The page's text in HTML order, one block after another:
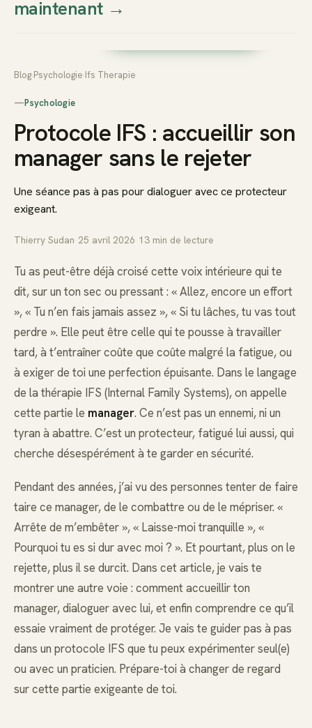
Thierry
Prendre rendez-vous dès
maintenant→
Blog Psychologie Ifs Therapie
—Psychologie
Protocole IFS : accueillir son
manager sans le rejeter
Une séance pas à pas pour dialoguer avec ce protecteur
exigeant.
Thierry Sudan 25 avril 2026 13 min de lecture
Tu as peut-être déjà croisé cette voix intérieure qui te
dit, sur un ton sec ou pressant : « Allez, encore un effort
», « Tu n’en fais jamais assez », « Si tu lâches, tu vas tout
perdre ». Elle peut être celle qui te pousse à travailler
tard, à t’entraîner coûte que coûte malgré la fatigue, ou
à exiger de toi une perfection épuisante. Dans le langage
de la thérapie IFS (Internal Family Systems), on appelle
cette partie le manager. Ce n’est pas un ennemi, ni un
tyran à abattre. C’est un protecteur, fatigué lui aussi, qui
cherche désespérément à te garder en sécurité.
Pendant des années, j’ai vu des personnes tenter de faire
taire ce manager, de le combattre ou de le mépriser. «
Arrête de m’embêter », « Laisse-moi tranquille », «
Pourquoi tu es si dur avec moi ? ». Et pourtant, plus on le
rejette, plus il se durcit. Dans cet article, je vais te
montrer une autre voie : comment accueillir ton
manager, dialoguer avec lui, et enfin comprendre ce qu’il
essaie vraiment de protéger. Je vais te guider pas à pas
dans un protocole IFS que tu peux expérimenter seul(e)
ou avec un praticien. Prépare-toi à changer de regard
sur cette partie exigeante de toi.